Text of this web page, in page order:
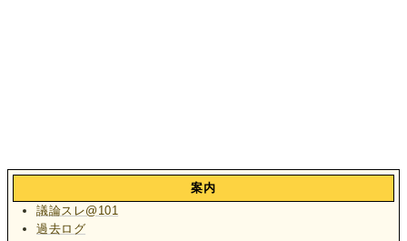
案内
議論スレ@101
過去ログ